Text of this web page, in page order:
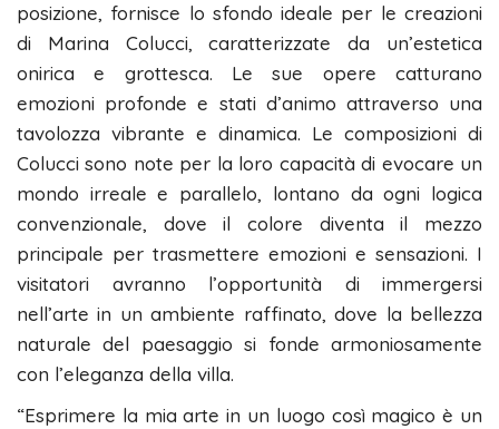
posizione, fornisce lo sfondo ideale per le creazioni
di Marina Colucci, caratterizzate da un’estetica
onirica e grottesca. Le sue opere catturano
emozioni profonde e stati d’animo attraverso una
tavolozza vibrante e dinamica. Le composizioni di
Colucci sono note per la loro capacità di evocare un
mondo irreale e parallelo, lontano da ogni logica
convenzionale, dove il colore diventa il mezzo
principale per trasmettere emozioni e sensazioni. I
visitatori avranno l’opportunità di immergersi
nell’arte in un ambiente raffinato, dove la bellezza
naturale del paesaggio si fonde armoniosamente
con l’eleganza della villa.
“Esprimere la mia arte in un luogo così magico è un